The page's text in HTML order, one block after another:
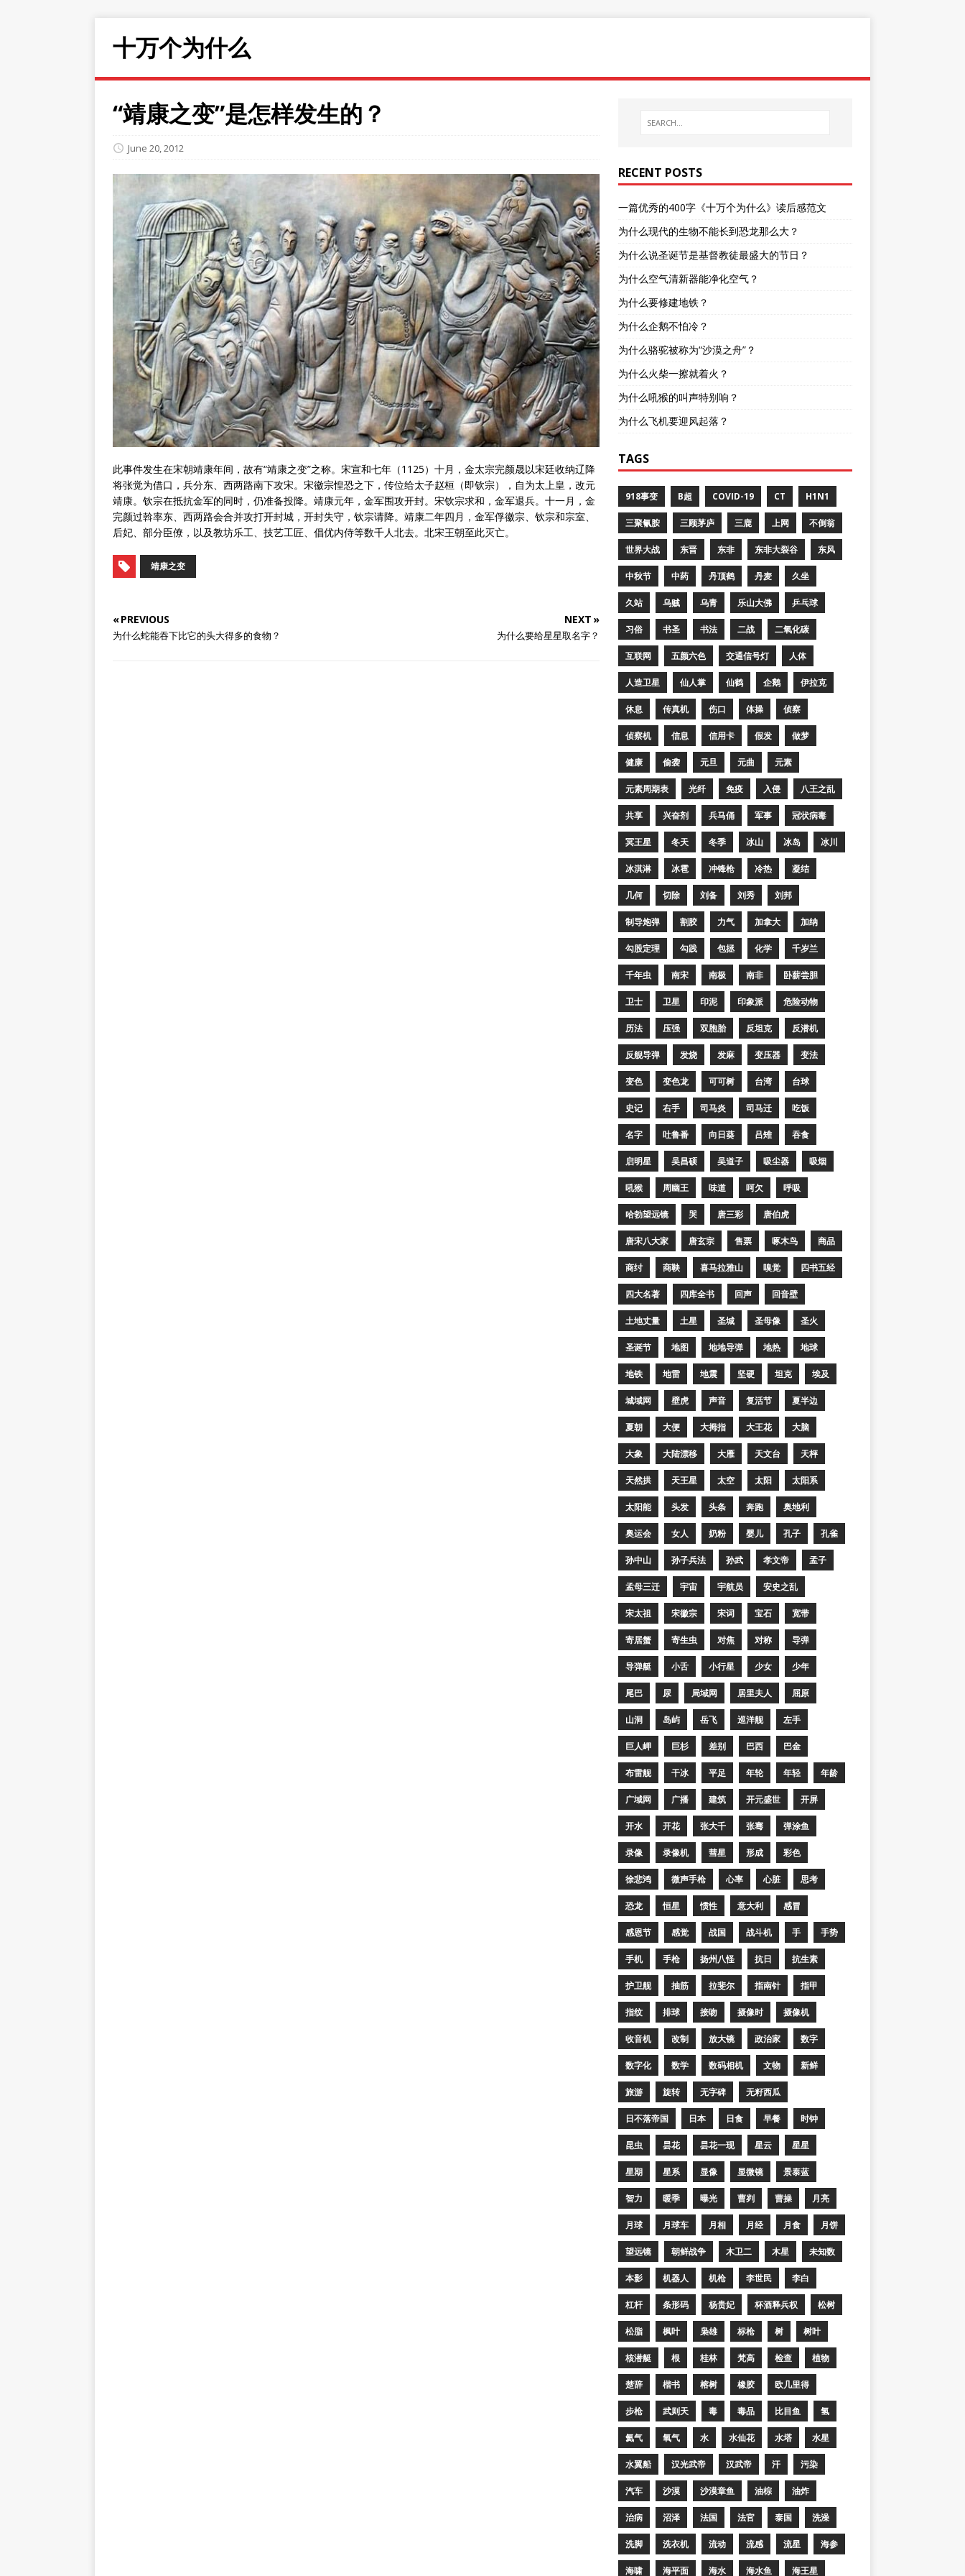
十万个为什么
“靖康之变”是怎样发生的？
June 20, 2012
此事件发生在宋朝靖康年间，故有“靖康之变”之称。宋宣和七年（1125）十月，金太宗完颜晟以宋廷收纳辽降
将张觉为借口，兵分东、西两路南下攻宋。宋徽宗惶恐之下，传位给太子赵桓（即钦宗），自为太上皇，改元
靖康。钦宗在抵抗金军的同时，仍准备投降。靖康元年，金军围攻开封。宋钦宗求和，金军退兵。十一月，金
完颜过斡率东、西两路会合并攻打开封城，开封失守，钦宗请降。靖康二年四月，金军俘徽宗、钦宗和宗室、
后妃、部分臣僚，以及教坊乐工、技艺工匠、倡优内侍等数千人北去。北宋王朝至此灭亡。
靖康之变
« PREVIOUS
为什么蛇能吞下比它的头大得多的食物？
NEXT »
为什么要给星星取名字？
RECENT POSTS
一篇优秀的400字《十万个为什么》读后感范文
为什么现代的生物不能长到恐龙那么大？
为什么说圣诞节是基督教徒最盛大的节日？
为什么空气清新器能净化空气？
为什么要修建地铁？
为什么企鹅不怕冷？
为什么骆驼被称为“沙漠之舟”？
为什么火柴一擦就着火？
为什么吼猴的叫声特别响？
为什么飞机要迎风起落？
TAGS
918事变 B超 COVID-19 CT H1N1
三聚氰胺 三顾茅庐 三鹿 上网 不倒翁
世界大战 东晋 东非 东非大裂谷 东风
中秋节 中药 丹顶鹤 丹麦 久坐
久站 乌贼 乌青 乐山大佛 乒乓球
习俗 书圣 书法 二战 二氧化碳
互联网 五颜六色 交通信号灯 人体
人造卫星 仙人掌 仙鹤 企鹅 伊拉克
休息 传真机 伤口 体操 侦察
侦察机 信息 信用卡 假发 做梦
健康 偷袭 元旦 元曲 元素
元素周期表 光纤 免疫 入侵 八王之乱
共享 兴奋剂 兵马俑 军事 冠状病毒
冥王星 冬天 冬季 冰山 冰岛 冰川
冰淇淋 冰雹 冲锋枪 冷热 凝结
几何 切除 刘备 刘秀 刘邦
制导炮弹 割胶 力气 加拿大 加纳
勾股定理 勾践 包拯 化学 千岁兰
千年虫 南宋 南极 南非 卧薪尝胆
卫士 卫星 印泥 印象派 危险动物
历法 压强 双胞胎 反坦克 反潜机
反舰导弹 发烧 发麻 变压器 变法
变色 变色龙 可可树 台湾 台球
史记 右手 司马炎 司马迁 吃饭
名字 吐鲁番 向日葵 吕雉 吞食
启明星 吴昌硕 吴道子 吸尘器 吸烟
吼猴 周幽王 味道 呵欠 呼吸
哈勃望远镜 哭 唐三彩 唐伯虎
唐宋八大家 唐玄宗 售票 啄木鸟 商品
商纣 商鞅 喜马拉雅山 嗅觉 四书五经
四大名著 四库全书 回声 回音壁
土地丈量 土星 圣城 圣母像 圣火
圣诞节 地图 地地导弹 地热 地球
地铁 地雷 地震 坚硬 坦克 埃及
城域网 壁虎 声音 复活节 夏半边
夏朝 大便 大拇指 大王花 大脑
大象 大陆漂移 大雁 天文台 天枰
天然拱 天王星 太空 太阳 太阳系
太阳能 头发 头条 奔跑 奥地利
奥运会 女人 奶粉 婴儿 孔子 孔雀
孙中山 孙子兵法 孙武 孝文帝 孟子
孟母三迁 宇宙 宇航员 安史之乱
宋太祖 宋徽宗 宋词 宝石 宽带
寄居蟹 寄生虫 对焦 对称 导弹
导弹艇 小舌 小行星 少女 少年
尾巴 尿 局域网 居里夫人 屈原
山洞 岛屿 岳飞 巡洋舰 左手
巨人岬 巨杉 差别 巴西 巴金
布雷舰 干冰 平足 年轮 年轻 年龄
广域网 广播 建筑 开元盛世 开屏
开水 开花 张大千 张骞 弹涂鱼
录像 录像机 彗星 形成 彩色
徐悲鸿 微声手枪 心率 心脏 思考
恐龙 恒星 惯性 意大利 感冒
感恩节 感觉 战国 战斗机 手 手势
手机 手枪 扬州八怪 抗日 抗生素
护卫舰 抽筋 拉斐尔 指南针 指甲
指纹 排球 接吻 摄像时 摄像机
收音机 改制 放大镜 政治家 数字
数字化 数学 数码相机 文物 新鲜
旅游 旋转 无字碑 无籽西瓜
日不落帝国 日本 日食 早餐 时钟
昆虫 昙花 昙花一现 星云 星星
星期 星系 显像 显微镜 景泰蓝
智力 暖季 曝光 曹刿 曹操 月亮
月球 月球车 月相 月经 月食 月饼
望远镜 朝鲜战争 木卫二 木星 未知数
本影 机器人 机枪 李世民 李白
杠杆 条形码 杨贵妃 杯酒释兵权 松树
松脂 枫叶 枭雄 标枪 树 树叶
核潜艇 根 桂林 梵高 检查 植物
楚辞 楷书 榕树 橡胶 欧几里得
步枪 武则天 毒 毒品 比目鱼 氢
氦气 氧气 水 水仙花 水塔 水星
水翼船 汉光武帝 汉武帝 汗 污染
汽车 沙漠 沙漠章鱼 油棕 油炸
治病 沼泽 法国 法官 泰国 洗澡
洗脚 洗衣机 流动 流感 流星 海参
海啸 海平面 海水 海水鱼 海王星